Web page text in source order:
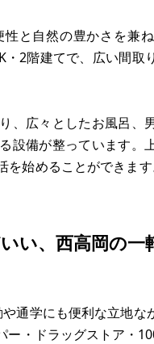
と自然の豊かさを兼
2階建てで、広い間取
、広々としたお風呂、
設備が整っています。
始めることができま
り、農具や趣味の道具、
い、西高岡の一
通学にも便利な立地な
・ドラッグストア・